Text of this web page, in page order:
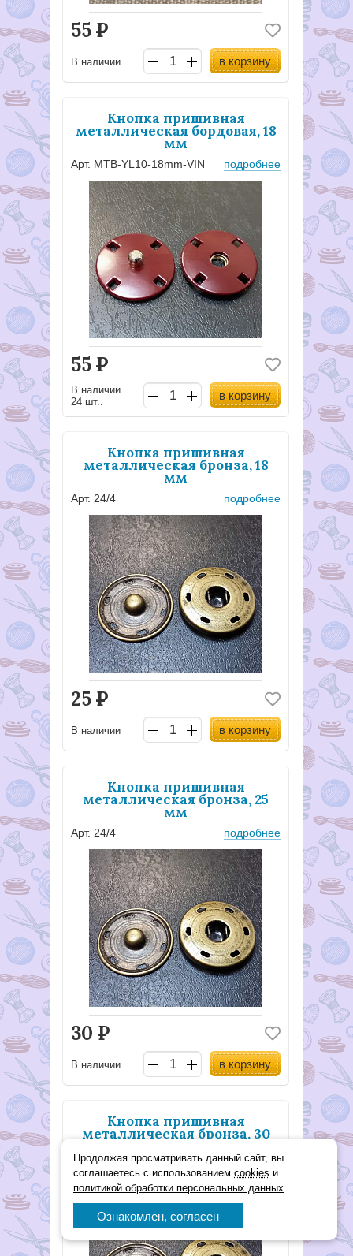
55Р
В наличии в корзину
Кнопка пришивная
металлическая бордовая, 18
мм
Арт. MTB-YL10-18mm-VIN подробнее
55Р
В наличии
24 шт..
в корзину
Кнопка пришивная
металлическая бронза, 18
мм
Арт. 24/4 подробнее
25Р
В наличии в корзину
Кнопка пришивная
металлическая бронза, 25
мм
Арт. 24/4 подробнее
30 Р
В наличии в корзину
Кнопка пришивная
металлическая бронза, 30
Арт. 24/4 подробнее
Продолжая просматривать данный сайт, вы
соглашаетесь с использованием cookies и
политикой обработки персональных данных.
Ознакомлен, согласен